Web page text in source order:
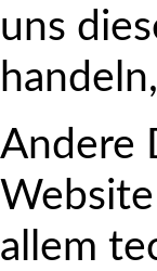
uns
Andere
allem